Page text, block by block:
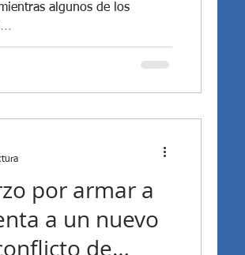
algunos de los
por armar a
a un nuevo
de